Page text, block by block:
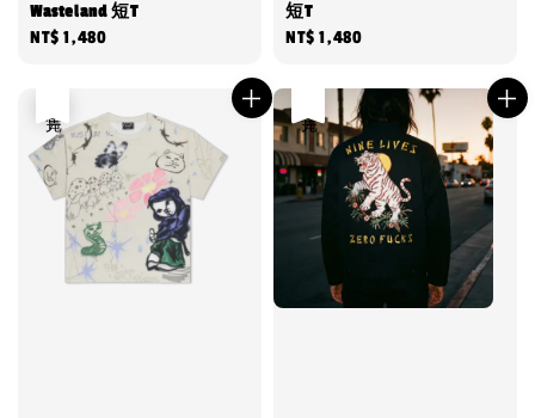
Wasteland 短T
Regular
NT$ 1,480
短T
Regular
NT$ 1,480